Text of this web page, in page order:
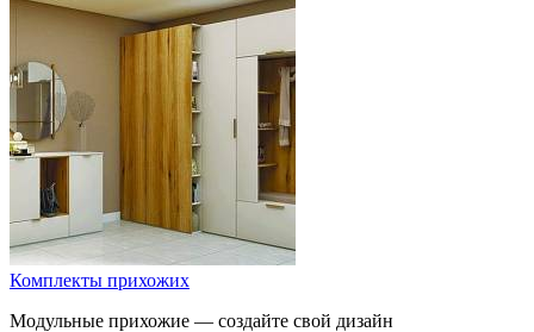
Комплекты прихожих
Модульные прихожие — создайте свой дизайн